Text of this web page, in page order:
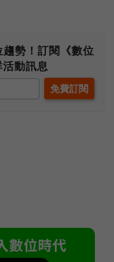
勢！訂閱《數位
動訊息